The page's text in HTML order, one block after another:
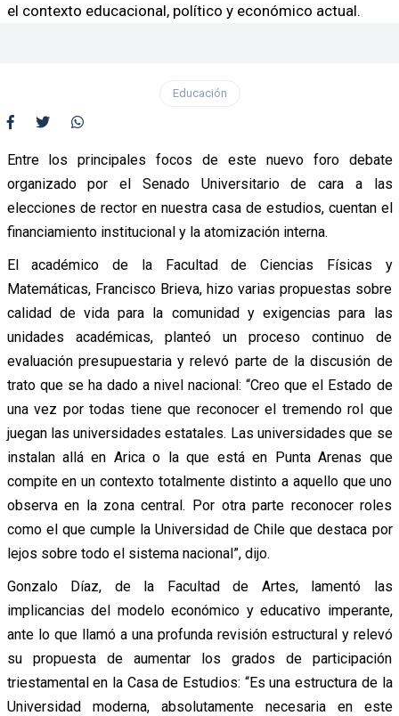
el contexto educacional, político y económico actual.
Educación
Entre los principales focos de este nuevo foro debate
organizado por el Senado Universitario de cara a las
elecciones de rector en nuestra casa de estudios, cuentan el
financiamiento institucional y la atomización interna.
El académico de la Facultad de Ciencias Físicas y
Matemáticas, Francisco Brieva, hizo varias propuestas sobre
calidad de vida para la comunidad y exigencias para las
unidades académicas, planteó un proceso continuo de
evaluación presupuestaria y relevó parte de la discusión de
trato que se ha dado a nivel nacional: “Creo que el Estado de
una vez por todas tiene que reconocer el tremendo rol que
juegan las universidades estatales. Las universidades que se
instalan allá en Arica o la que está en Punta Arenas que
compite en un contexto totalmente distinto a aquello que uno
observa en la zona central. Por otra parte reconocer roles
como el que cumple la Universidad de Chile que destaca por
lejos sobre todo el sistema nacional”, dijo.
Gonzalo Díaz, de la Facultad de Artes, lamentó las
implicancias del modelo económico y educativo imperante,
ante lo que llamó a una profunda revisión estructural y relevó
su propuesta de aumentar los grados de participación
triestamental en la Casa de Estudios: “Es una estructura de la
Universidad moderna, absolutamente necesaria en este